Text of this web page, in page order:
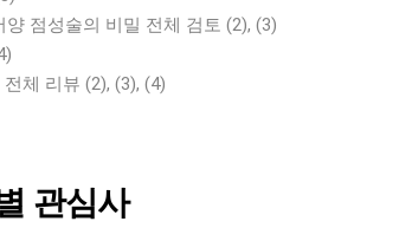
점성술의 비밀 전체 검토 (2), (3)
체 리뷰 (2), (3), (4)
관심사